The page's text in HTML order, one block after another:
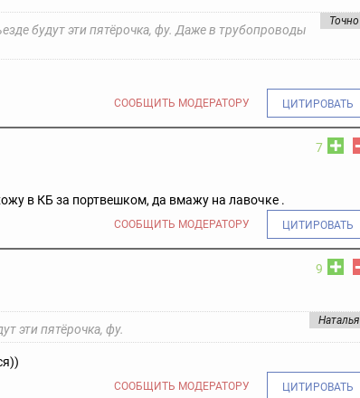
Точно
будут эти пятёрочка, фу. Даже в трубопроводы
СООБЩИТЬ МОДЕРАТОРУ ЦИТИРОВАТЬ
7
в КБ за портвешком, да вмажу на лавочке .
СООБЩИТЬ МОДЕРАТОРУ ЦИТИРОВАТЬ
9
Наталья
эти пятёрочка, фу.
СООБЩИТЬ МОДЕРАТОРУ ЦИТИРОВАТЬ